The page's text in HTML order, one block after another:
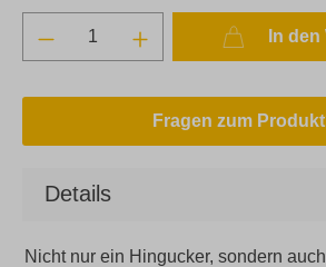
In
Fragen zum
Details
Nicht nur ein Hingucker, sondern